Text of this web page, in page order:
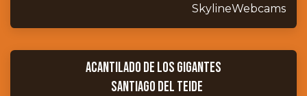
acantilado de los gigantes
Santiago del Teide